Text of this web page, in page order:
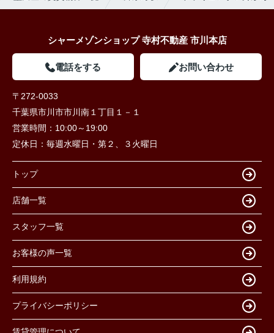
シャーメゾンショップ 寺村不動産 市川本店
電話をする お問い合わせ
〒272-0033
千葉県市川市市川南１丁目１－１
営業時間： 10:00～19:00
定休日： 毎週水曜日・第２、３火曜日
トップ
店舗一覧
スタッフ一覧
お客様の声一覧
利用規約
プライバシーポリシー